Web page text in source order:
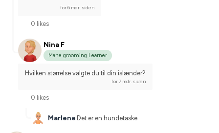
for 6 mdr. siden
0 likes
Nina F
Mane grooming Learner
Hvilken størrelse valgte du til din islænder?
for 7 mdr. siden
0 likes
Marlene Det er en hundetaske